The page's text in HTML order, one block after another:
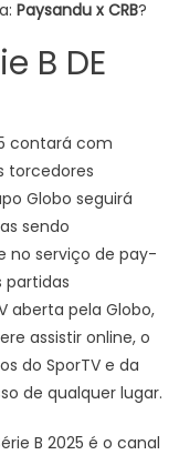
Paysandu x CRB?
B DE
contará com
torcedores
Globo seguirá
sendo
no serviço de pay-
partidas
aberta pela Globo,
assistir online, o
do SporTV e da
de qualquer lugar.
B 2025 é o canal